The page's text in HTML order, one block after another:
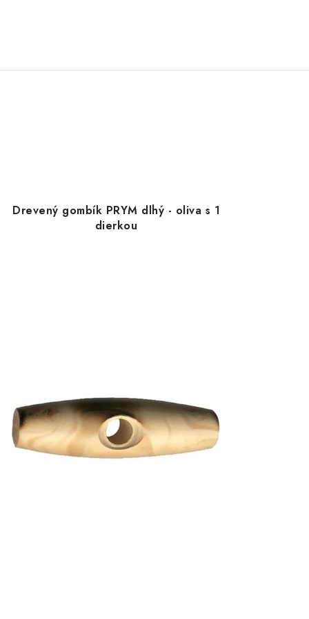
Drevený gombík PRYM dlhý - oliva s 1
dierkou